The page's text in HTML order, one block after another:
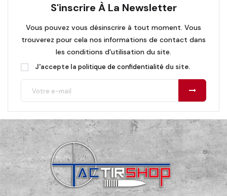
S'inscrire À La Newsletter
Vous pouvez vous désinscrire à tout moment. Vous
trouverez pour cela nos informations de contact dans
les conditions d'utilisation du site.
J'accepte la politique de confidentialité du site.